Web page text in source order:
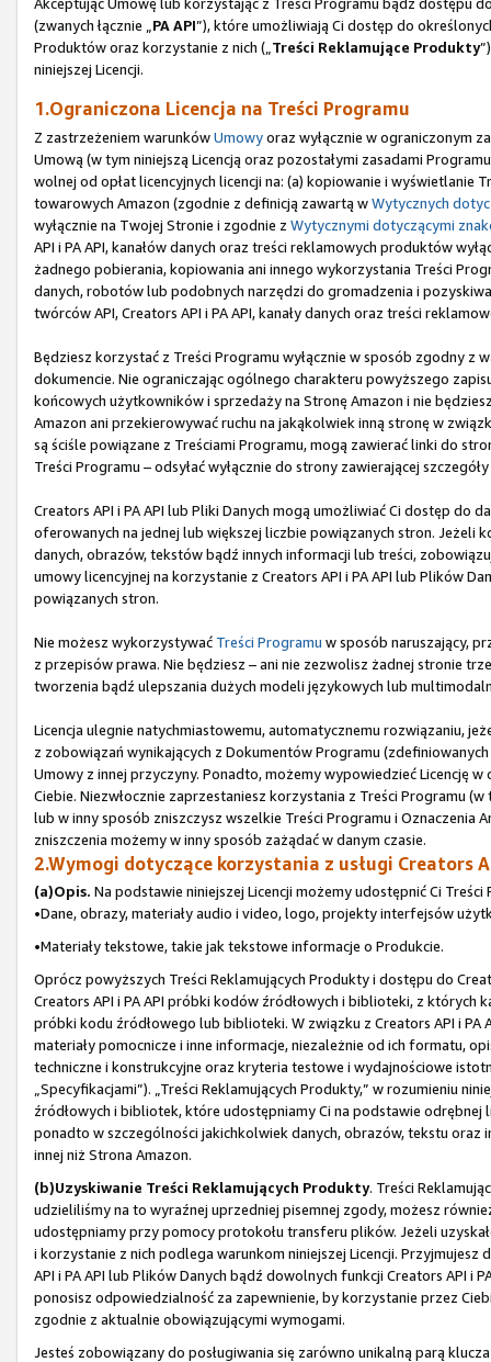
Akceptując Umowę lub korzystając z Treści Programu bądź dostępu
(zwanych łącznie „PA API”), które umożliwiają Ci dostęp do
Produktów oraz korzystanie z nich („Treści Reklamujące Produkty
niniejszej Licencji.
1.Ograniczona Licencja na Treści Programu
Z zastrzeżeniem warunkówUmowyoraz wyłącznie w ograniczonym
Umową (w tym niniejszą Licencją oraz pozostałymi zasadami
wolnej od opłat licencyjnych licencji na: (a) kopiowanie i wyświetlanie
towarowych Amazon (zgodnie z definicją zawartą wWytycznych
wyłącznie na Twojej Stronie i zgodnie z Wytycznymi dotyczącymi
API i PA API, kanałów danych oraz treści reklamowych produktów
żadnego pobierania, kopiowania ani innego wykorzystania Treści
danych, robotów lub podobnych narzędzi do gromadzenia i
twórców API, Creators API i PA API, kanały danych oraz treści
Będziesz korzystać z Treści Programu wyłącznie w sposób zgodny z
dokumencie. Nie ograniczając ogólnego charakteru powyższego
końcowych użytkowników i sprzedaży na Stronę Amazon i nie
Amazon ani przekierowywać ruchu na jakąkolwiek inną stronę w
są ściśle powiązane z Treściami Programu, mogą zawierać linki do
Treści Programu – odsyłać wyłącznie do strony zawierającej
Creators API i PA API lub Pliki Danych mogą umożliwiać Ci dostęp
oferowanych na jednej lub większej liczbie powiązanych stron. Jeżeli
danych, obrazów, tekstów bądź innych informacji lub treści,
umowy licencyjnej na korzystanie z Creators API i PA API lub Plików
powiązanych stron.
Nie możesz wykorzystywać Treści Programu w sposób naruszający,
z przepisów prawa. Nie będziesz – ani nie zezwolisz żadnej stronie
tworzenia bądź ulepszania dużych modeli językowych lub
Licencja ulegnie natychmiastowemu, automatycznemu rozwiązaniu,
z zobowiązań wynikających z Dokumentów Programu
Umowy z innej przyczyny. Ponadto, możemy wypowiedzieć Licencję
Ciebie. Niezwłocznie zaprzestaniesz korzystania z Treści Programu
lub w inny sposób zniszczysz wszelkie Treści Programu i Oznaczenia
zniszczenia możemy w inny sposób zażądać w danym czasie.
2.Wymogi dotyczące korzystania z usługi Creators
(a)Opis. Na podstawie niniejszej Licencji możemy udostępnić Ci
•Dane, obrazy, materiały audio i video, logo, projekty interfejsów
•Materiały tekstowe, takie jak tekstowe informacje o Produkcie.
Oprócz powyższych Treści Reklamujących Produkty i dostępu do
Creators API i PA API próbki kodów źródłowych i biblioteki, z których
próbki kodu źródłowego lub biblioteki. W związku z Creators API i
materiały pomocnicze i inne informacje, niezależnie od ich formatu,
techniczne i konstrukcyjne oraz kryteria testowe i wydajnościowe
„Specyfikacjami”). „Treści Reklamujących Produkty,” w rozumieniu
źródłowych i bibliotek, które udostępniamy Ci na podstawie odrębnej
ponadto w szczególności jakichkolwiek danych, obrazów, tekstu
innej niż Strona Amazon.
(b)Uzyskiwanie Treści Reklamujących Produkty. Treści
udzieliliśmy na to wyraźnej uprzedniej pisemnej zgody, możesz
udostępniamy przy pomocy protokołu transferu plików. Jeżeli
i korzystanie z nich podlega warunkom niniejszej Licencji.
API i PA API lub Plików Danych bądź dowolnych funkcji Creators API i
ponosisz odpowiedzialność za zapewnienie, by korzystanie przez
zgodnie z aktualnie obowiązującymi wymogami.
Jesteś zobowiązany do posługiwania się zarówno unikalną parą